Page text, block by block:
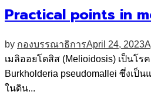
Practical points in
by กองบรรณาธิการApril 24, 2023
เมลิออยโดสิส (Melioidosis) เป็นโร
Burkholderia pseudomallei ซึ่งเป็
ในดิน...